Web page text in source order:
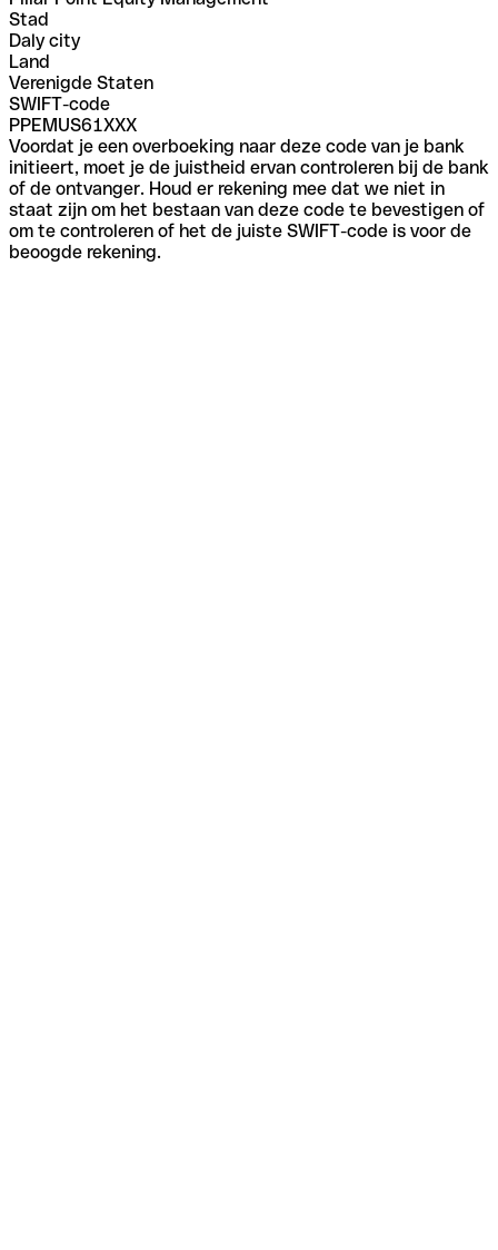
Stad
Daly city
Land
Verenigde Staten
SWIFT-code
PPEMUS61XXX
Voordat je een overboeking naar deze code van je bank
initieert, moet je de juistheid ervan controleren bij de bank
of de ontvanger. Houd er rekening mee dat we niet in
staat zijn om het bestaan van deze code te bevestigen of
om te controleren of het de juiste SWIFT-code is voor de
beoogde rekening.